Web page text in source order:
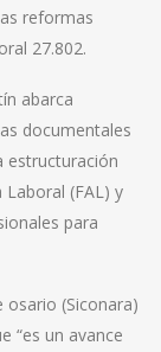
reformas
27.802.
abarca
documentales
estructuración
(FAL) y
para
osario (Siconara)
“es un avance